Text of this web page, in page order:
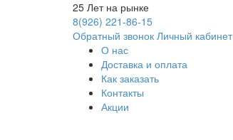
25 Лет на рынке
8(926) 221-86-15
Обратный звонок Личный кабинет
О нас
Доставка и оплата
Как заказать
Контакты
Акции